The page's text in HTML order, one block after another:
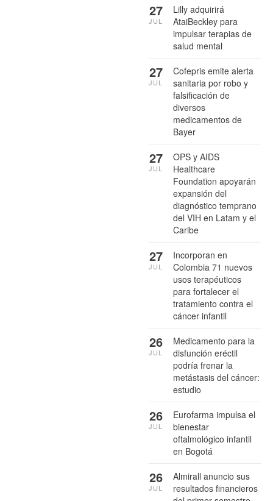
Lilly adquirirá
AtaiBeckley para
impulsar terapias de
salud mental
27
JUL
Cofepris emite alerta
sanitaria por robo y
falsificación de
diversos
medicamentos de
Bayer
27
JUL
OPS y AIDS
Healthcare
Foundation apoyarán
expansión del
diagnóstico temprano
del VIH en Latam y el
Caribe
27
JUL
Incorporan en
Colombia 71 nuevos
usos terapéuticos
para fortalecer el
tratamiento contra el
cáncer infantil
27
JUL
Medicamento para la
disfunción eréctil
podría frenar la
metástasis del cáncer:
estudio
26
JUL
Eurofarma impulsa el
bienestar
oftalmológico infantil
en Bogotá
26
JUL
Almirall anuncio sus
resultados financieros
26
JUL